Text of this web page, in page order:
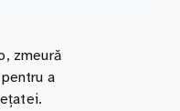
zmeură
a